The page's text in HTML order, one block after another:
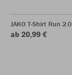
JAKO T-Shirt Run 2.0
ab 20,99 €